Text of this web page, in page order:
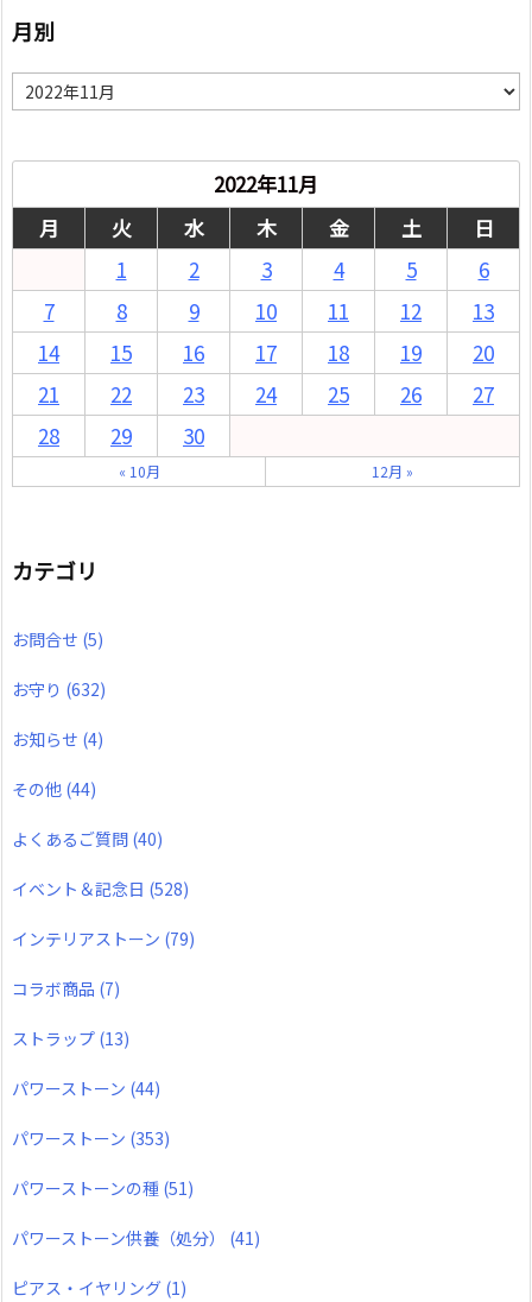
月別
月
別
2022年11月
月
火 水 木 金 土
日
1
2 3 4 5
6
7
8 9 10 11 12
13
14
15 16 17 18 19
20
21
22 23 24 25 26
27
28
29 30
« 10月 12月 »
カテゴリ
お問合せ (5)
お守り (632)
お知らせ (4)
その他 (44)
よくあるご質問 (40)
イベント＆記念日 (528)
インテリアストーン (79)
コラボ商品 (7)
ストラップ (13)
パワーストーン (44)
パワーストーン (353)
パワーストーンの種 (51)
パワーストーン供養（処分） (41)
ピアス・イヤリング (1)